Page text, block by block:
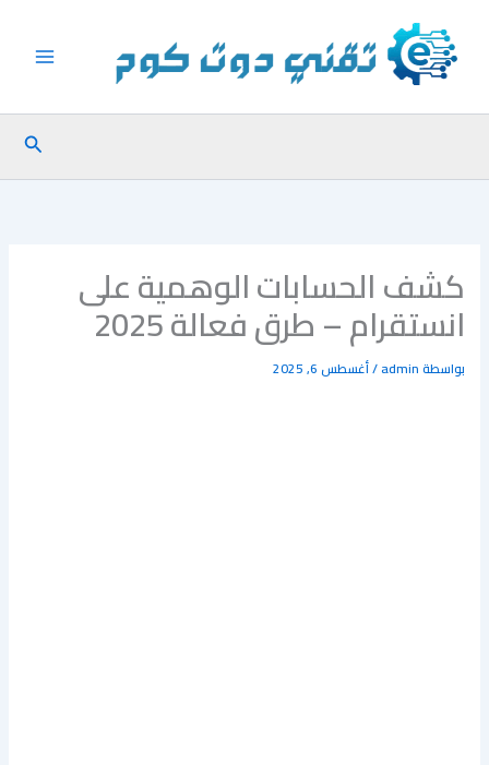
المحتوى
البحث
كشف الحسابات الوهمية على
انستقرام – طرق فعالة 2025
بواسطةadmin
/أغسطس 6, 2025